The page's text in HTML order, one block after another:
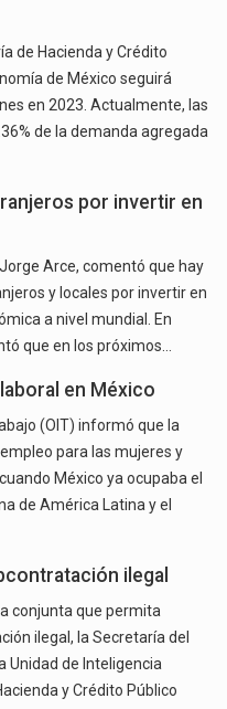
de Hacienda y Crédito
de México seguirá
en 2023. Actualmente, las
de la demanda agregada
por invertir en
Arce, comentó que hay
y locales por invertir en
a nivel mundial. En
que en los próximos…
en México
(OIT) informó que la
para las mujeres y
México ya ocupaba el
de América Latina y el
ilegal
conjunta que permita
ilegal, la Secretaría del
Unidad de Inteligencia
y Crédito Público